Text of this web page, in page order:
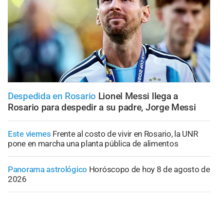
Despedida en Rosario Lionel Messi llega a
Rosario para despedir a su padre, Jorge Messi
Este viernes Frente al costo de vivir en Rosario, la UNR
pone en marcha una planta pública de alimentos
Panorama astrológico Horóscopo de hoy 8 de agosto de
2026